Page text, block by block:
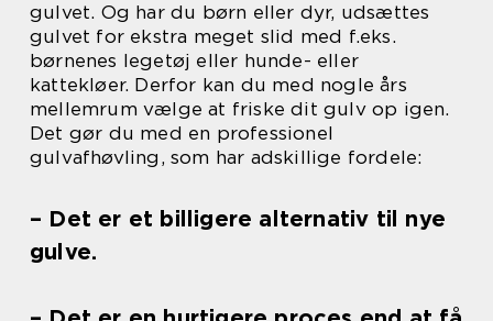
gulvet. Og har du børn eller dyr, udsættes
gulvet for ekstra meget slid med f.eks.
børnenes legetøj eller hunde- eller
kattekløer. Derfor kan du med nogle års
mellemrum vælge at friske dit gulv op igen.
Det gør du med en professionel
gulvafhøvling, som har adskillige fordele:
– Det er et billigere alternativ til nye
gulve.